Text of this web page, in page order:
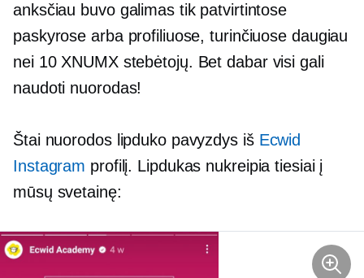
anksčiau buvo galimas tik patvirtintose
paskyrose arba profiliuose, turinčiuose daugiau
nei 10 XNUMX stebėtojų. Bet dabar visi gali
naudoti nuorodas!
Štai nuorodos lipduko pavyzdys iš Ecwid
Instagram profilį. Lipdukas nukreipia tiesiai į
mūsų svetainę: